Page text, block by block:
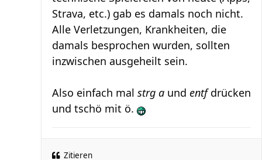
Strava, etc.) gab es damals noch nicht.
Alle Verletzungen, Krankheiten, die
damals besprochen wurden, sollten
inzwischen ausgeheilt sein.
Also einfach mal strg a und entfdrücken
und tschö mit ö.
Zitieren